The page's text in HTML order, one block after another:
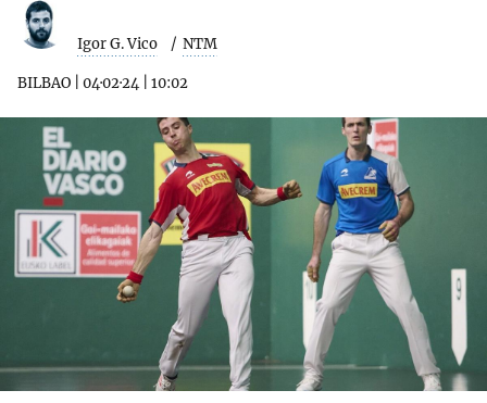
Igor G. Vico NTM
BILBAO 04·02·24 10:02